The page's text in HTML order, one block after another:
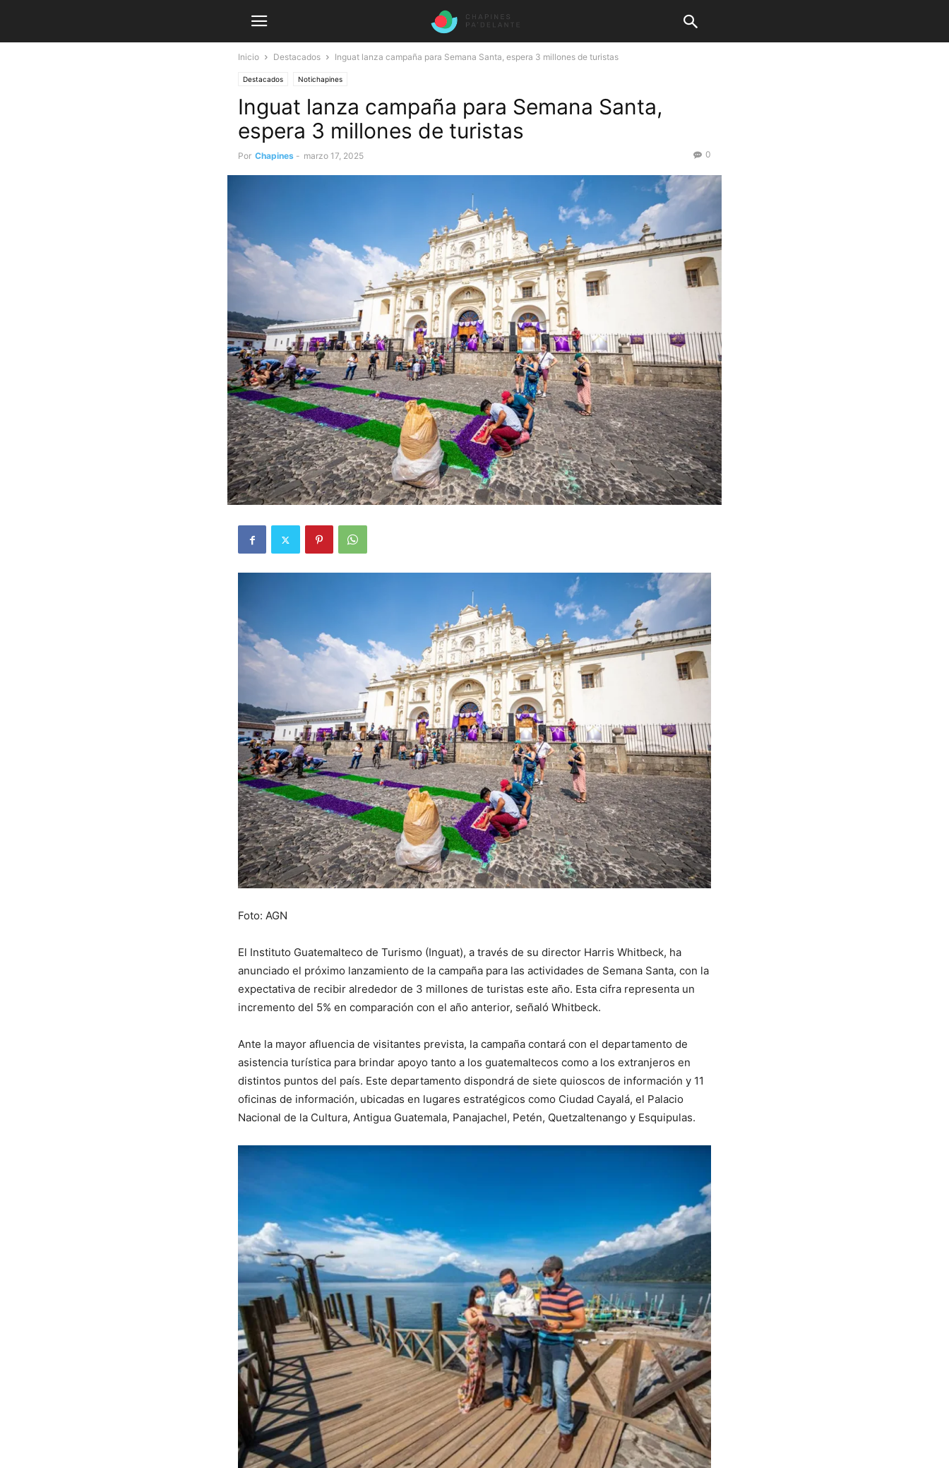
Inicio Destacados Inguat lanza campaña para Semana Santa, espera 3 millones de turistas
Destacados Notichapines
Inguat lanza campaña para Semana Santa,
espera 3 millones de turistas
Por Chapines - marzo 17, 2025 0
Foto: AGN
El Instituto Guatemalteco de Turismo (Inguat), a través de su director Harris Whitbeck, ha
anunciado el próximo lanzamiento de la campaña para las actividades de Semana Santa, con la
expectativa de recibir alrededor de 3 millones de turistas este año. Esta cifra representa un
incremento del 5% en comparación con el año anterior, señaló Whitbeck.
Ante la mayor afluencia de visitantes prevista, la campaña contará con el departamento de
asistencia turística para brindar apoyo tanto a los guatemaltecos como a los extranjeros en
distintos puntos del país. Este departamento dispondrá de siete quioscos de información y 11
oficinas de información, ubicadas en lugares estratégicos como Ciudad Cayalá, el Palacio
Nacional de la Cultura, Antigua Guatemala, Panajachel, Petén, Quetzaltenango y Esquipulas.